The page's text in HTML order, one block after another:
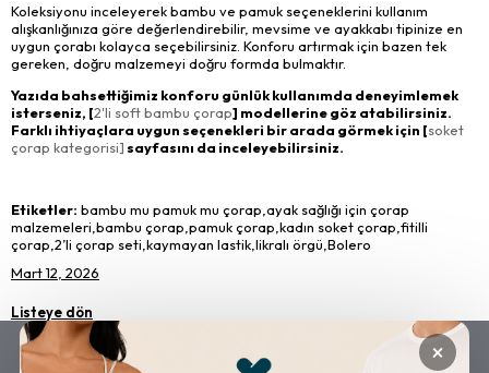
Koleksiyonu inceleyerek bambu ve pamuk seçeneklerini kullanım
alışkanlığınıza göre değerlendirebilir, mevsime ve ayakkabı tipinize en
uygun çorabı kolayca seçebilirsiniz. Konforu artırmak için bazen tek
gereken, doğru malzemeyi doğru formda bulmaktır.
Yazıda bahsettiğimiz konforu günlük kullanımda deneyimlemek
isterseniz, [2'li soft bambu çorap] modellerine göz atabilirsiniz.
Farklı ihtiyaçlara uygun seçenekleri bir arada görmek için [soket
çorap kategorisi]sayfasını da inceleyebilirsiniz.
Etiketler: bambu mu pamuk mu çorap,ayak sağlığı için çorap
malzemeleri,bambu çorap,pamuk çorap,kadın soket çorap,fitilli
çorap,2’li çorap seti,kaymayan lastik,likralı örgü,Bolero
Mart 12, 2026
Listeye dön
×